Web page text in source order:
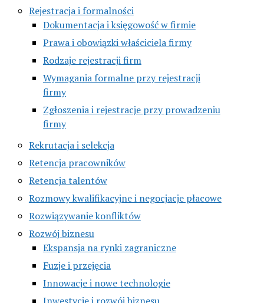
Rejestracja i formalności
Dokumentacja i księgowość w firmie
Prawa i obowiązki właściciela firmy
Rodzaje rejestracji firm
Wymagania formalne przy rejestracji
firmy
Zgłoszenia i rejestracje przy prowadzeniu
firmy
Rekrutacja i selekcja
Retencja pracowników
Retencja talentów
Rozmowy kwalifikacyjne i negocjacje płacowe
Rozwiązywanie konfliktów
Rozwój biznesu
Ekspansja na rynki zagraniczne
Fuzje i przejęcia
Innowacje i nowe technologie